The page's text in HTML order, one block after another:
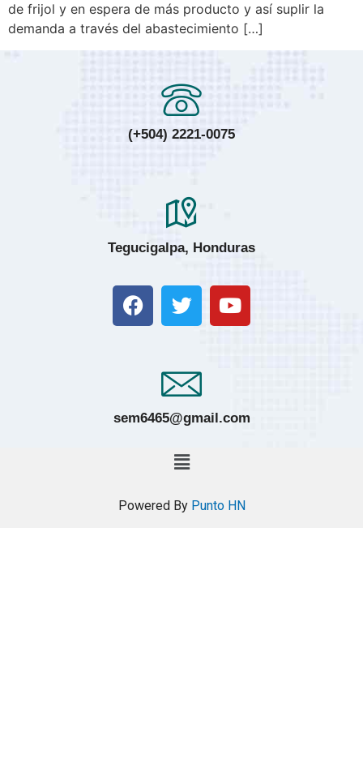
de frijol y en espera de más producto y así suplir la
demanda a través del abastecimiento […]
(+504) 2221-0075
Tegucigalpa, Honduras
sem6465@gmail.com
Powered By Punto HN